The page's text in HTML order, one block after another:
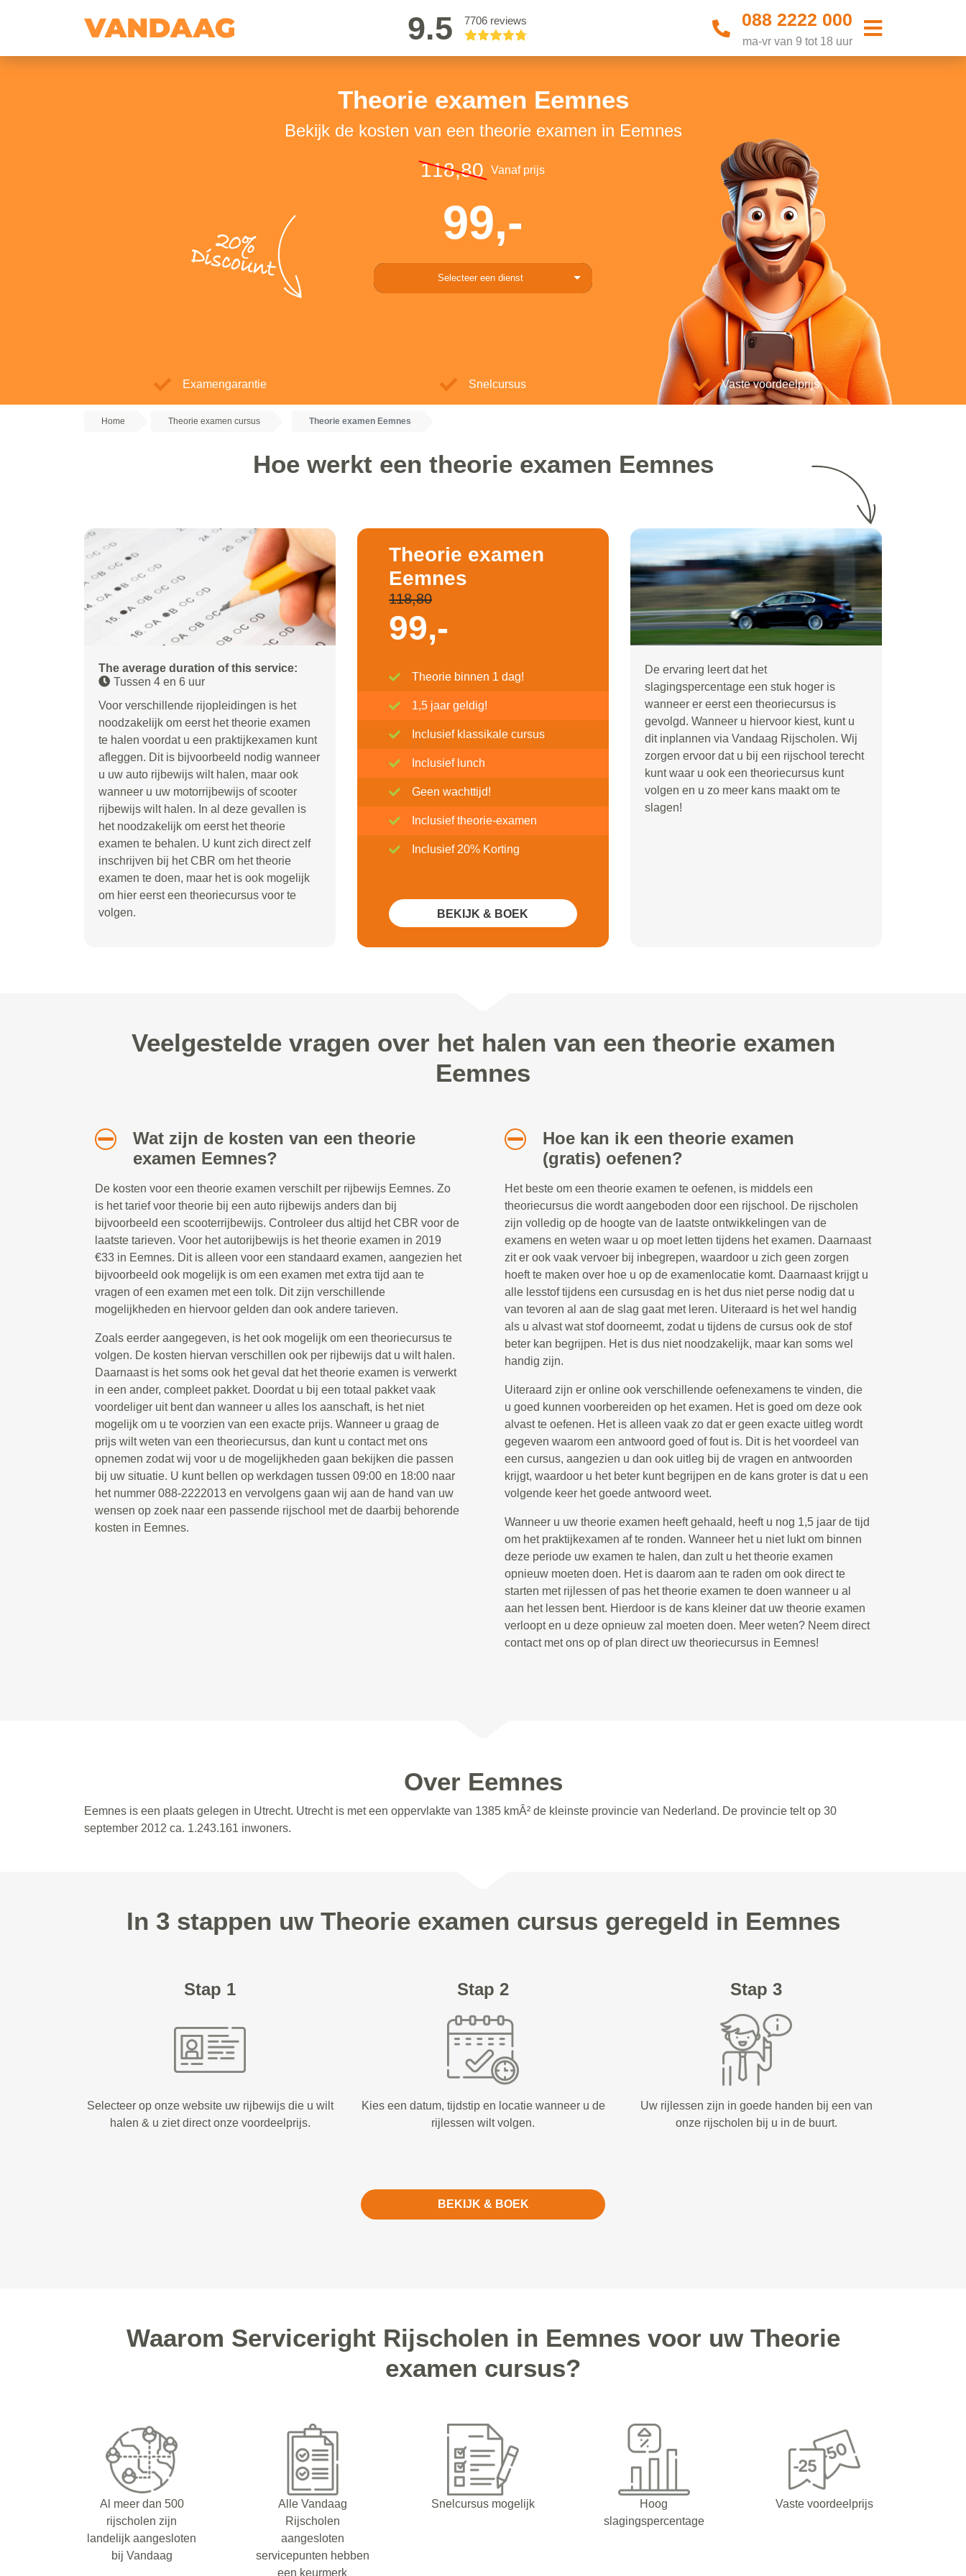
9.5 7706 reviews 088 2222 000
ma-vr van 9 tot 18 uur
Theorie examen Eemnes
Bekijk de kosten van een theorie examen in Eemnes
20%
Discount
118,80 Vanaf prijs
99,-
Selecteer een dienst
Examengarantie Snelcursus Vaste voordeelprijs
Home Theorie examen cursus Theorie examen Eemnes
Hoe werkt een theorie examen Eemnes
The average duration of this service:
Tussen 4 en 6 uur
Voor verschillende rijopleidingen is het
noodzakelijk om eerst het theorie examen
te halen voordat u een praktijkexamen kunt
afleggen. Dit is bijvoorbeeld nodig wanneer
u uw auto rijbewijs wilt halen, maar ook
wanneer u uw motorrijbewijs of scooter
rijbewijs wilt halen. In al deze gevallen is
het noodzakelijk om eerst het theorie
examen te behalen. U kunt zich direct zelf
inschrijven bij het CBR om het theorie
examen te doen, maar het is ook mogelijk
om hier eerst een theoriecursus voor te
volgen.
Theorie examen
Eemnes
118,80
99,-
Theorie binnen 1 dag!
1,5 jaar geldig!
Inclusief klassikale cursus
Inclusief lunch
Geen wachttijd!
Inclusief theorie-examen
Inclusief 20% Korting
BEKIJK & BOEK
De ervaring leert dat het
slagingspercentage een stuk hoger is
wanneer er eerst een theoriecursus is
gevolgd. Wanneer u hiervoor kiest, kunt u
dit inplannen via Vandaag Rijscholen. Wij
zorgen ervoor dat u bij een rijschool terecht
kunt waar u ook een theoriecursus kunt
volgen en u zo meer kans maakt om te
slagen!
Veelgestelde vragen over het halen van een theorie examen
Eemnes
Wat zijn de kosten van een theorie
examen Eemnes?
De kosten voor een theorie examen verschilt per rijbewijs Eemnes. Zo
is het tarief voor theorie bij een auto rijbewijs anders dan bij
bijvoorbeeld een scooterrijbewijs. Controleer dus altijd het CBR voor de
laatste tarieven. Voor het autorijbewijs is het theorie examen in 2019
€33 in Eemnes. Dit is alleen voor een standaard examen, aangezien het
bijvoorbeeld ook mogelijk is om een examen met extra tijd aan te
vragen of een examen met een tolk. Dit zijn verschillende
mogelijkheden en hiervoor gelden dan ook andere tarieven.
Zoals eerder aangegeven, is het ook mogelijk om een theoriecursus te
volgen. De kosten hiervan verschillen ook per rijbewijs dat u wilt halen.
Daarnaast is het soms ook het geval dat het theorie examen is verwerkt
in een ander, compleet pakket. Doordat u bij een totaal pakket vaak
voordeliger uit bent dan wanneer u alles los aanschaft, is het niet
mogelijk om u te voorzien van een exacte prijs. Wanneer u graag de
prijs wilt weten van een theoriecursus, dan kunt u contact met ons
opnemen zodat wij voor u de mogelijkheden gaan bekijken die passen
bij uw situatie. U kunt bellen op werkdagen tussen 09:00 en 18:00 naar
het nummer 088-2222013 en vervolgens gaan wij aan de hand van uw
wensen op zoek naar een passende rijschool met de daarbij behorende
kosten in Eemnes.
Hoe kan ik een theorie examen
(gratis) oefenen?
Het beste om een theorie examen te oefenen, is middels een
theoriecursus die wordt aangeboden door een rijschool. De rijscholen
zijn volledig op de hoogte van de laatste ontwikkelingen van de
examens en weten waar u op moet letten tijdens het examen. Daarnaast
zit er ook vaak vervoer bij inbegrepen, waardoor u zich geen zorgen
hoeft te maken over hoe u op de examenlocatie komt. Daarnaast krijgt u
alle lesstof tijdens een cursusdag en is het dus niet perse nodig dat u
van tevoren al aan de slag gaat met leren. Uiteraard is het wel handig
als u alvast wat stof doorneemt, zodat u tijdens de cursus ook de stof
beter kan begrijpen. Het is dus niet noodzakelijk, maar kan soms wel
handig zijn.
Uiteraard zijn er online ook verschillende oefenexamens te vinden, die
u goed kunnen voorbereiden op het examen. Het is goed om deze ook
alvast te oefenen. Het is alleen vaak zo dat er geen exacte uitleg wordt
gegeven waarom een antwoord goed of fout is. Dit is het voordeel van
een cursus, aangezien u dan ook uitleg bij de vragen en antwoorden
krijgt, waardoor u het beter kunt begrijpen en de kans groter is dat u een
volgende keer het goede antwoord weet.
Wanneer u uw theorie examen heeft gehaald, heeft u nog 1,5 jaar de tijd
om het praktijkexamen af te ronden. Wanneer het u niet lukt om binnen
deze periode uw examen te halen, dan zult u het theorie examen
opnieuw moeten doen. Het is daarom aan te raden om ook direct te
starten met rijlessen of pas het theorie examen te doen wanneer u al
aan het lessen bent. Hierdoor is de kans kleiner dat uw theorie examen
verloopt en u deze opnieuw zal moeten doen. Meer weten? Neem direct
contact met ons op of plan direct uw theoriecursus in Eemnes!
Over Eemnes
Eemnes is een plaats gelegen in Utrecht. Utrecht is met een oppervlakte van 1385 kmÂ² de kleinste provincie van Nederland. De provincie telt op 30
september 2012 ca. 1.243.161 inwoners.
In 3 stappen uw Theorie examen cursus geregeld in Eemnes
Stap 1
Selecteer op onze website uw rijbewijs die u wilt
halen & u ziet direct onze voordeelprijs.
Stap 2
Kies een datum, tijdstip en locatie wanneer u de
rijlessen wilt volgen.
Stap 3
Uw rijlessen zijn in goede handen bij een van
onze rijscholen bij u in de buurt.
BEKIJK & BOEK
Waarom Serviceright Rijscholen in Eemnes voor uw Theorie
examen cursus?
Al meer dan 500
rijscholen zijn
landelijk aangesloten
bij Vandaag
Alle Vandaag
Rijscholen
aangesloten
servicepunten hebben
een keurmerk
Snelcursus mogelijk
Hoog
slagingspercentage
Vaste voordeelprijs